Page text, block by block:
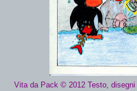
Vita da Pack © 2012 Testo,